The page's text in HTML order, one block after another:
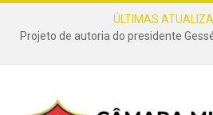
ÚLTIMAS